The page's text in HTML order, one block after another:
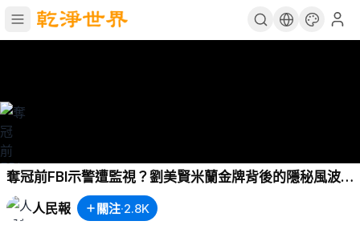
奪冠前FBI示警遭監視？劉美賢米蘭金牌背後的隱秘風波
【禁聞解密】｜#人民報
人民報
關注·2.8K